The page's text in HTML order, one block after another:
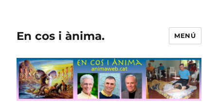
En cos i ànima. MENÚ